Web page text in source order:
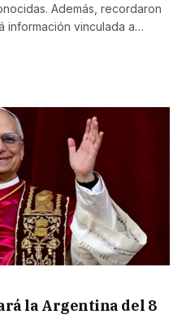
Además, recordaron
información vinculada a…
la Argentina del 8